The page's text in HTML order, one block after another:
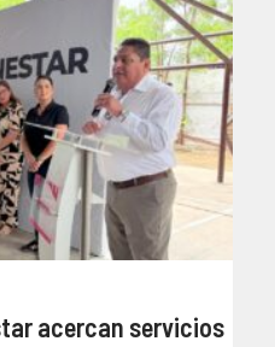
acercan servicios